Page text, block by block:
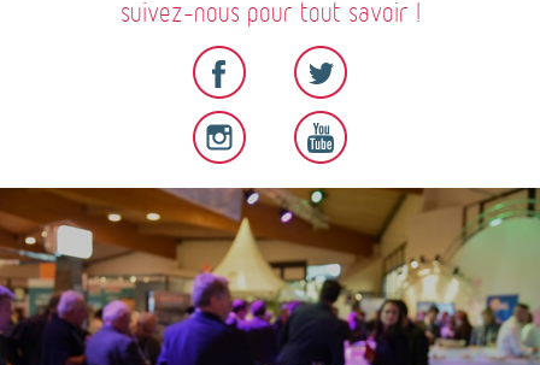
suivez-nous pour tout savoir !